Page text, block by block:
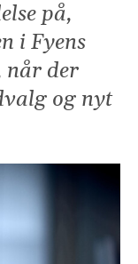
på,
i Fyens
når der
og nyt